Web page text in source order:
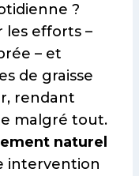
?
les efforts –
– et
de graisse
rendant
malgré tout.
naturel
intervention